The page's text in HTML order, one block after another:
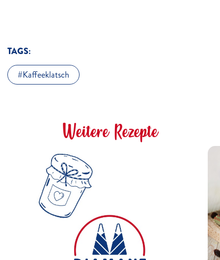
TAGS:
Kaffeeklatsch
Weitere Rezepte